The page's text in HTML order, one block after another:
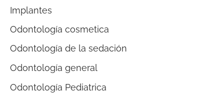
Implantes
Odontología cosmetica
Odontología de la sedación
Odontología general
Odontología Pediatrica